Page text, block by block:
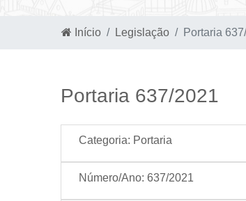
Início Legislação Portaria
Portaria 637/2021
Categoria: Portaria
Número/Ano: 637/2021